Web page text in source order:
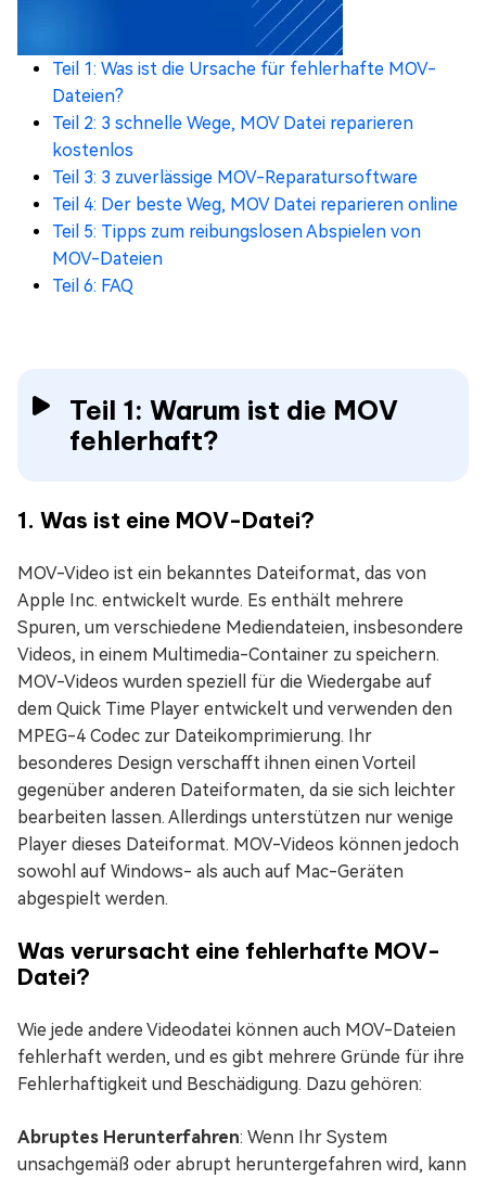
Teil 1: Was ist die Ursache für fehlerhafte MOV-
Dateien?
Teil 2: 3 schnelle Wege, MOV Datei reparieren
kostenlos
Teil 3: 3 zuverlässige MOV-Reparatursoftware
Teil 4: Der beste Weg, MOV Datei reparieren online
Teil 5: Tipps zum reibungslosen Abspielen von
MOV-Dateien
Teil 6: FAQ
Teil 1: Warum ist die MOV
fehlerhaft?
1. Was ist eine MOV-Datei?
MOV-Video ist ein bekanntes Dateiformat, das von
Apple Inc. entwickelt wurde. Es enthält mehrere
Spuren, um verschiedene Mediendateien, insbesondere
Videos, in einem Multimedia-Container zu speichern.
MOV-Videos wurden speziell für die Wiedergabe auf
dem Quick Time Player entwickelt und verwenden den
MPEG-4 Codec zur Dateikomprimierung. Ihr
besonderes Design verschafft ihnen einen Vorteil
gegenüber anderen Dateiformaten, da sie sich leichter
bearbeiten lassen. Allerdings unterstützen nur wenige
Player dieses Dateiformat. MOV-Videos können jedoch
sowohl auf Windows- als auch auf Mac-Geräten
abgespielt werden.
Was verursacht eine fehlerhafte MOV-
Datei?
Wie jede andere Videodatei können auch MOV-Dateien
fehlerhaft werden, und es gibt mehrere Gründe für ihre
Fehlerhaftigkeit und Beschädigung. Dazu gehören:
Abruptes Herunterfahren: Wenn Ihr System
unsachgemäß oder abrupt heruntergefahren wird, kann